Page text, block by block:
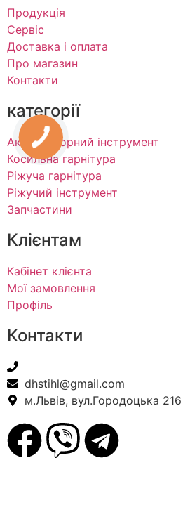
Продукція
Сервіс
Доставка і оплата
Про магазин
Контакти
категорії
Акумуляторний інструмент
Косильна гарнітура
Ріжуча гарнітура
Ріжучий інструмент
Запчастини
Клієнтам
Кабінет клієнта
Мої замовлення
Профіль
Контакти
dhstihl@gmail.com
м.Львів, вул.Городоцька 216